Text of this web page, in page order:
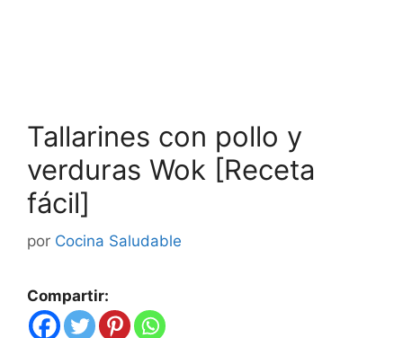
Tallarines con pollo y
verduras Wok [Receta
fácil]
por Cocina Saludable
Compartir: